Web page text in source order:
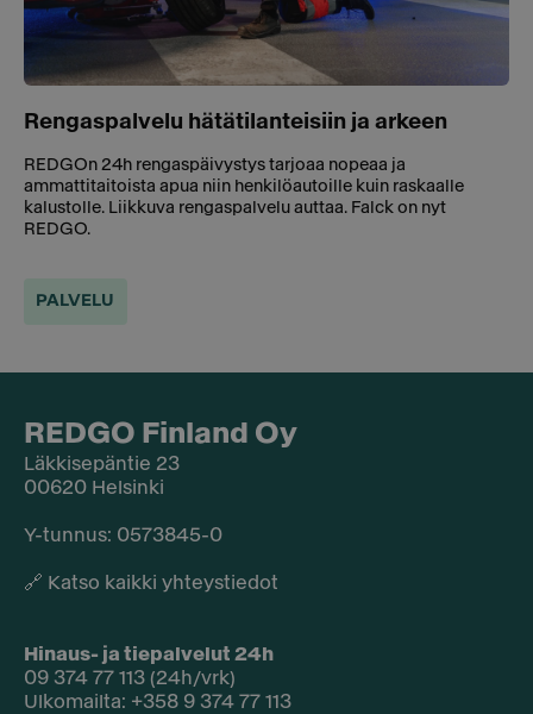
Rengaspalvelu hätätilanteisiin ja arkeen
REDGOn 24h rengaspäivystys tarjoaa nopeaa ja
ammattitaitoista apua niin henkilöautoille kuin raskaalle
kalustolle. Liikkuva rengaspalvelu auttaa. Falck on nyt
REDGO.
PALVELU
REDGO Finland Oy
Läkkisepäntie 23
00620 Helsinki
Y-tunnus: 0573845-0​
🔗 Katso kaikki yhteystiedot
Hinaus- ja tiepalvelut 24h
09 374 77 113 (24h/vrk)
Ulkomailta: +358 9 374 77 113